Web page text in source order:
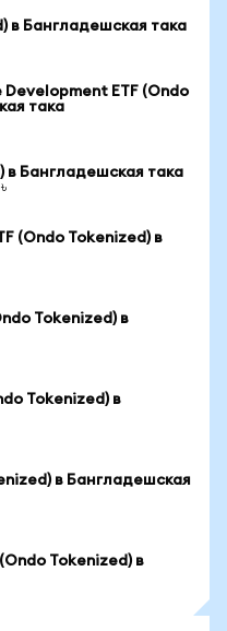
в Бангладешская така
ETF (Ondo
така
в Бангладешская така
(Ondo Tokenized) в
Tokenized) в
Tokenized) в
в Бангладешская
Tokenized) в